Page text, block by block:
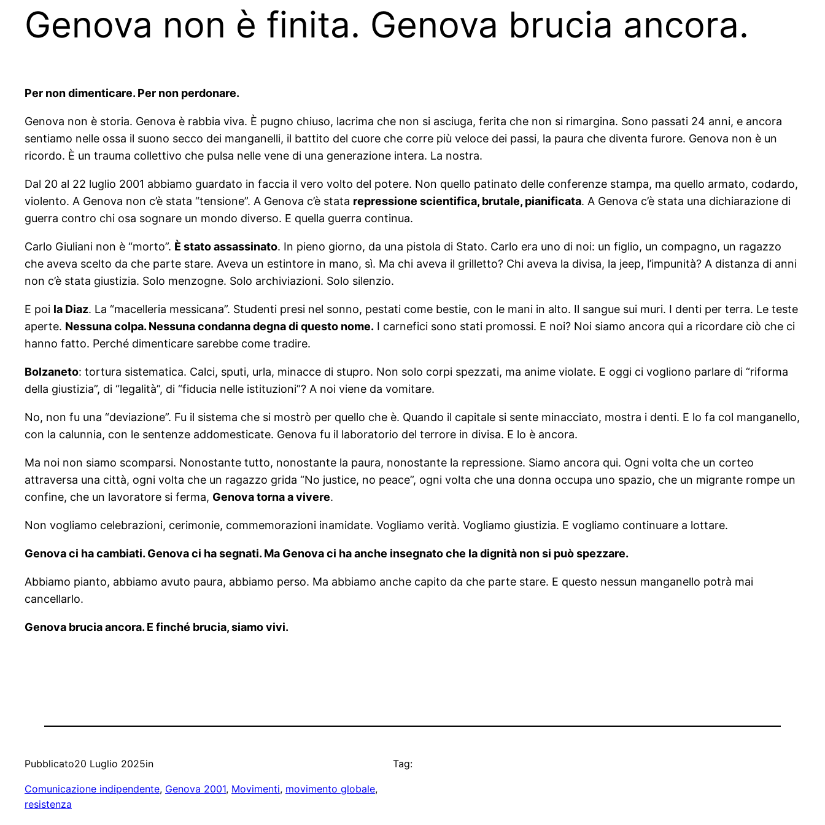
Genova non è finita. Genova brucia ancora.
Per non dimenticare. Per non perdonare.
Genova non è storia. Genova è rabbia viva. È pugno chiuso, lacrima che non si asciuga, ferita che non si rimargina. Sono passati 24 anni, e ancora
sentiamo nelle ossa il suono secco dei manganelli, il battito del cuore che corre più veloce dei passi, la paura che diventa furore. Genova non è un
ricordo. È un trauma collettivo che pulsa nelle vene di una generazione intera. La nostra.
Dal 20 al 22 luglio 2001 abbiamo guardato in faccia il vero volto del potere. Non quello patinato delle conferenze stampa, ma quello armato, codardo,
violento. A Genova non c’è stata “tensione”. A Genova c’è stata repressione scientifica, brutale, pianificata. A Genova c’è stata una dichiarazione di
guerra contro chi osa sognare un mondo diverso. E quella guerra continua.
Carlo Giuliani non è “morto”. È stato assassinato. In pieno giorno, da una pistola di Stato. Carlo era uno di noi: un figlio, un compagno, un ragazzo
che aveva scelto da che parte stare. Aveva un estintore in mano, sì. Ma chi aveva il grilletto? Chi aveva la divisa, la jeep, l’impunità? A distanza di anni
non c’è stata giustizia. Solo menzogne. Solo archiviazioni. Solo silenzio.
E poi la Diaz. La “macelleria messicana”. Studenti presi nel sonno, pestati come bestie, con le mani in alto. Il sangue sui muri. I denti per terra. Le teste
aperte. Nessuna colpa. Nessuna condanna degna di questo nome. I carnefici sono stati promossi. E noi? Noi siamo ancora qui a ricordare ciò che ci
hanno fatto. Perché dimenticare sarebbe come tradire.
Bolzaneto: tortura sistematica. Calci, sputi, urla, minacce di stupro. Non solo corpi spezzati, ma anime violate. E oggi ci vogliono parlare di “riforma
della giustizia”, di “legalità”, di “fiducia nelle istituzioni”? A noi viene da vomitare.
No, non fu una “deviazione”. Fu il sistema che si mostrò per quello che è. Quando il capitale si sente minacciato, mostra i denti. E lo fa col manganello,
con la calunnia, con le sentenze addomesticate. Genova fu il laboratorio del terrore in divisa. E lo è ancora.
Ma noi non siamo scomparsi. Nonostante tutto, nonostante la paura, nonostante la repressione. Siamo ancora qui. Ogni volta che un corteo
attraversa una città, ogni volta che un ragazzo grida “No justice, no peace”, ogni volta che una donna occupa uno spazio, che un migrante rompe un
confine, che un lavoratore si ferma, Genova torna a vivere.
Non vogliamo celebrazioni, cerimonie, commemorazioni inamidate. Vogliamo verità. Vogliamo giustizia. E vogliamo continuare a lottare.
Genova ci ha cambiati. Genova ci ha segnati. Ma Genova ci ha anche insegnato che la dignità non si può spezzare.
Abbiamo pianto, abbiamo avuto paura, abbiamo perso. Ma abbiamo anche capito da che parte stare. E questo nessun manganello potrà mai
cancellarlo.
Genova brucia ancora. E finché brucia, siamo vivi.
Pubblicato20 Luglio 2025in
Comunicazione indipendente, Genova 2001, Movimenti, movimento globale
resistenza
Tag: